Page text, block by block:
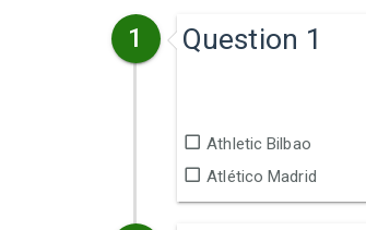
1 Question 1
Athletic Bilbao
Atlético Madrid